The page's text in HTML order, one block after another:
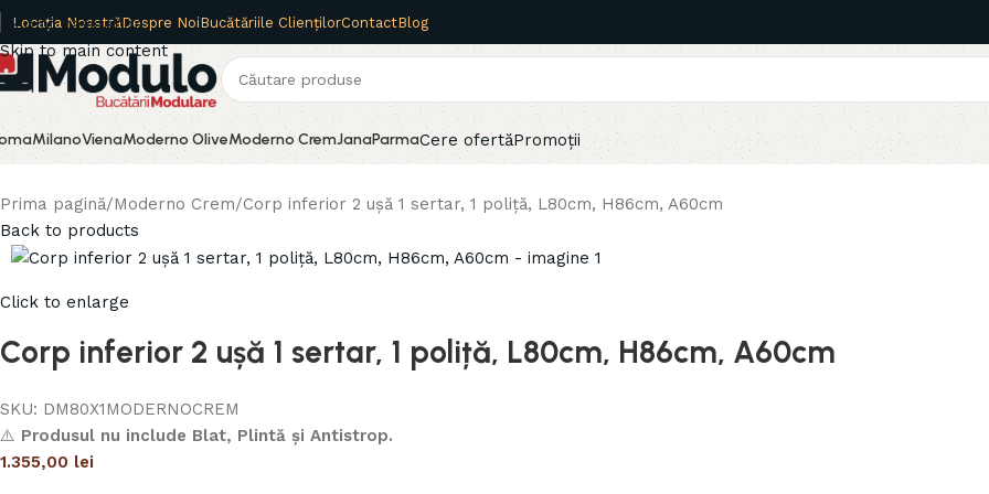
Skip to navigation
Skip to main content
Locația NoastrăDespre NoiBucătăriile CliențilorContactBlog
MilanoVienaModerno OliveModerno CremJanaParmaCere ofertăPromoții
Prima pagină Moderno Crem Corp inferior 2 ușă 1 sertar, 1 poliță, L80cm, H86cm, A60cm
Back to products
Click to enlarge
Corp inferior 2 ușă 1 sertar, 1 poliță, L80cm, H86cm, A60cm
SKU: DM80X1MODERNOCREM
⚠️ Produsul nu include Blat, Plintă și Antistrop.
1.355,00 lei